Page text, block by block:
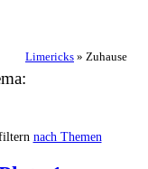
Limericks » Zuhause
nach Themen